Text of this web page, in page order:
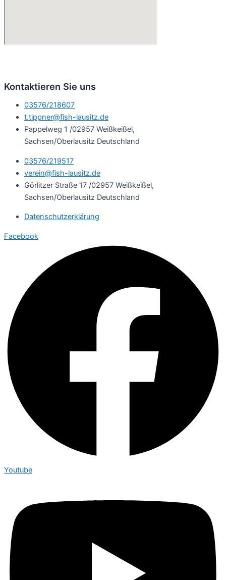
Kontaktieren Sie uns
03576/218607
t.tippner@fish-lausitz.de
Pappelweg 1 /02957 Weißkeißel,
Sachsen/Oberlausitz Deutschland
03576/219517
verein@fish-lausitz.de
Görlitzer Straße 17 /02957 Weißkeißel,
Sachsen/Oberlausitz Deutschland
Datenschutzerklärung
Facebook
Youtube